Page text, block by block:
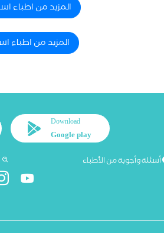
المزيد من اطباء
المزيد من اطباء
Download
Google play
أسئلة وأجوبة من الأطباء